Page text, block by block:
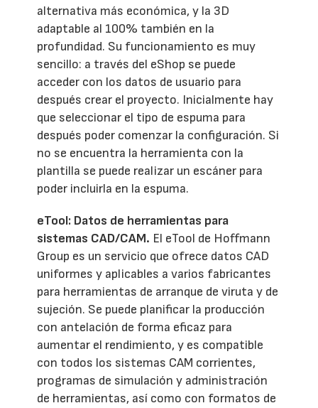
alternativa más económica, y la 3D
adaptable al 100% también en la
profundidad. Su funcionamiento es muy
sencillo: a través del eShop se puede
acceder con los datos de usuario para
después crear el proyecto. Inicialmente hay
que seleccionar el tipo de espuma para
después poder comenzar la configuración. Si
no se encuentra la herramienta con la
plantilla se puede realizar un escáner para
poder incluirla en la espuma.
eTool: Datos de herramientas para
sistemas CAD/CAM. El eTool de Hoffmann
Group es un servicio que ofrece datos CAD
uniformes y aplicables a varios fabricantes
para herramientas de arranque de viruta y de
sujeción. Se puede planificar la producción
con antelación de forma eficaz para
aumentar el rendimiento, y es compatible
con todos los sistemas CAM corrientes,
programas de simulación y administración
de herramientas, así como con formatos de